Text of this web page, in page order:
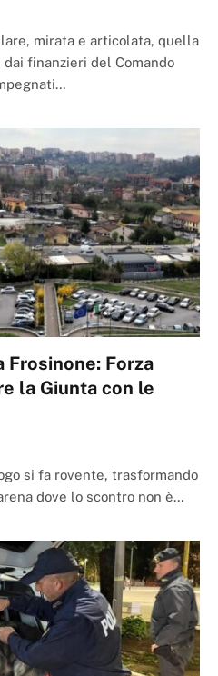
mirata e articolata, quella
finanzieri del Comando
Forza
la Giunta con le
si fa rovente, trasformando
dove lo scontro non è…